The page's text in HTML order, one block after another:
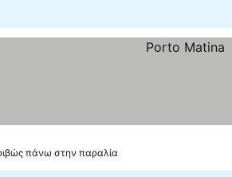
πάνω στην παραλία